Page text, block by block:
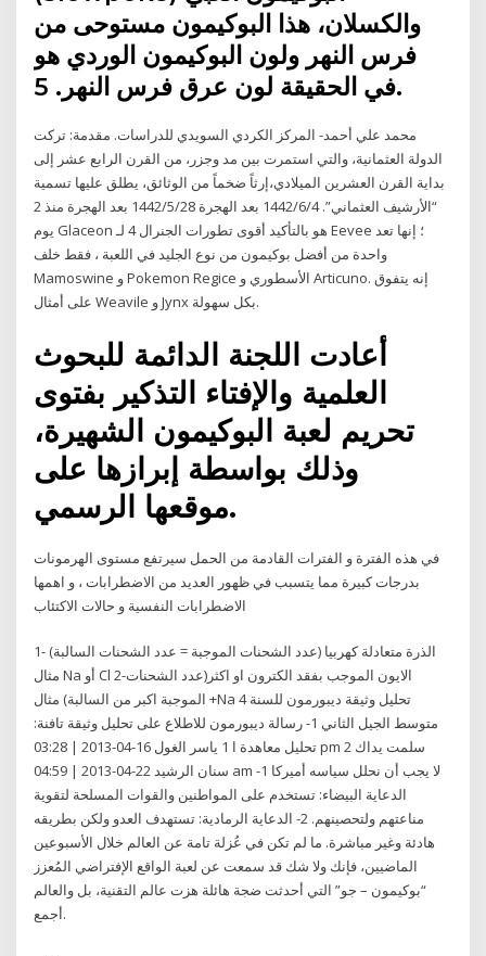
والكسلان، هذا البوكيمون مستوحى من
فرس النهر ولون البوكيمون الوردي هو
في الحقيقة لون عرق فرس النهر. 5.
محمد علي أحمد- المركز الكردي السويدي للدراسات. مقدمة: تركت
الدولة العثمانية، والتي استمرت بين مد وجزر، من القرن الرابع عشر إلى
بداية القرن العشرين الميلادي،إرثاً ضخماً من الوثائق، يطلق عليها تسمية
“الأرشيف العثماني”. 4‏‏/6‏‏/1442 بعد الهجرة 28‏‏/5‏‏/1442 بعد الهجرة منذ 2
يوم Glaceon هو بالتأكيد أقوى تطورات الجنرال 4 لـ Eevee ؛ إنها تعد
واحدة من أفضل بوكيمون من نوع الجليد في اللعبة ، فقط خلف
Mamoswine و Pokemon Regice الأسطوري و Articuno. إنه يتفوق
على أمثال Weavile و Jynx بكل سهولة.
أعادت اللجنة الدائمة للبحوث
العلمية والإفتاء التذكير بفتوى
تحريم لعبة البوكيمون الشهيرة،
وذلك بواسطة إبرازها على
موقعها الرسمي.
في هذه الفترة و الفترات القادمة من الحمل سيرتفع مستوى الهرمونات
بدرجات كبيرة مما يتسبب في ظهور العديد من الاضطرابات ، و اهمها
الاضطرابات النفسية و حالات الاكتئاب
1- الذرة متعادلة كهربيا (عدد الشحنات الموجبة = عدد الشحنات السالبة)
مثال Na أو Cl 2-الايون الموجب بفقد الكترون او اكثر(عدد الشحنات
الموجبة اكبر من السالبة) مثال +Na تحليل وثيقة ديبورمون للسنة 4
متوسط الجيل الثاني 1- رسالة ديبورمون للاطلاع على تحليل وثيقة تافنة:
تحليل معاهدة ا 1 ياسر الغول 16-04-2013 | 03:28 pm سلمت يداك 2
سنان الرشيد 22-04-2013 | 04:59 am لا يجب أن نحلل سياسه أميركا 1-
الدعاية البيضاء: تستخدم على المواطنين والقوات المسلحة لتقوية
مناعتهم ولتحصينهم. 2- الدعاية الرمادية: تستهدف العدو ولكن بطريقه
هادئة وغير مباشرة. ما لم تكن في عُزلة تامة عن العالم خلال الأسبوعين
الماضيين، فإنك ولا شك قد سمعت عن لعبة الواقع الإفتراضي المُعزز
“بوكيمون – جو” التي أحدثت ضجة هائلة هزت عالم التقنية، بل والعالم
أجمع.